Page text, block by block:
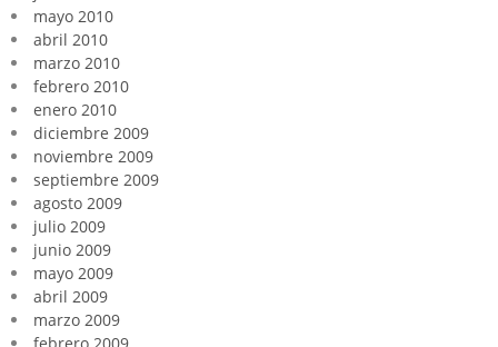
mayo 2010
abril 2010
marzo 2010
febrero 2010
enero 2010
diciembre 2009
noviembre 2009
septiembre 2009
agosto 2009
julio 2009
junio 2009
mayo 2009
abril 2009
marzo 2009